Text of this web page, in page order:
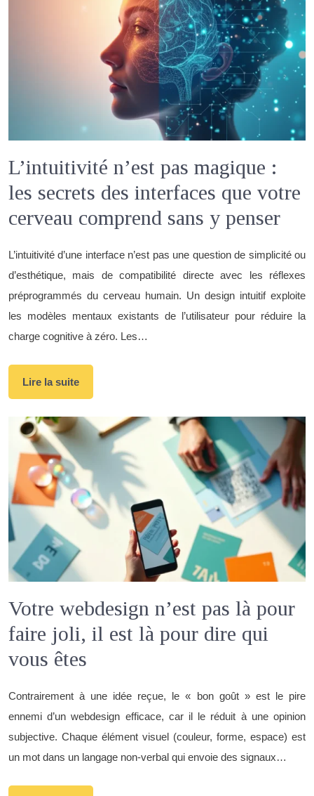
L’intuitivité n’est pas magique :
les secrets des interfaces que votre
cerveau comprend sans y penser
L’intuitivité d’une interface n’est pas une question de simplicité ou
d’esthétique, mais de compatibilité directe avec les réflexes
préprogrammés du cerveau humain. Un design intuitif exploite
les modèles mentaux existants de l’utilisateur pour réduire la
charge cognitive à zéro. Les…
Lire la suite
Votre webdesign n’est pas là pour
faire joli, il est là pour dire qui
vous êtes
Contrairement à une idée reçue, le « bon goût » est le pire
ennemi d’un webdesign efficace, car il le réduit à une opinion
subjective. Chaque élément visuel (couleur, forme, espace) est
un mot dans un langage non-verbal qui envoie des signaux…